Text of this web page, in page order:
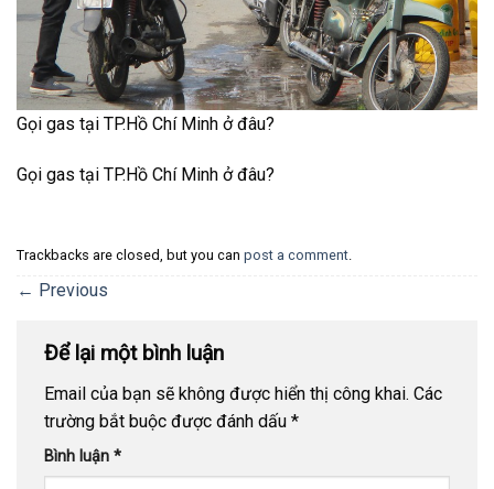
Gọi gas tại TP.Hồ Chí Minh ở đâu?
Gọi gas tại TP.Hồ Chí Minh ở đâu?
Trackbacks are closed, but you can post a comment
← Previous
Để lại một bình luận
Email của bạn sẽ không được hiển thị công khai. Các
trường bắt buộc được đánh dấu *
Bình luận *